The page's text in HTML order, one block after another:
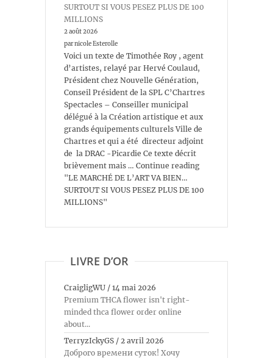
SURTOUT SI VOUS PESEZ PLUS DE 100
MILLIONS
2 août 2026
par nicole Esterolle
Voici un texte de Timothée Roy , agent
d’artistes, relayé par Hervé Coulaud,
Président chez Nouvelle Génération,
Conseil Président de la SPL C’Chartres
Spectacles – Conseiller municipal
délégué à la Création artistique et aux
grands équipements culturels Ville de
Chartres et qui a été directeur adjoint
de la DRAC -Picardie Ce texte décrit
brièvement mais … Continue reading
"LE MARCHÉ DE L’ART VA BIEN…
SURTOUT SI VOUS PESEZ PLUS DE 100
MILLIONS"
LIVRE D’OR
CraigligWU / 14 mai 2026
Premium THCA flower isn't right-
minded thca flower order online
about...
TerryzIckyGS / 2 avril 2026
Доброго времени суток! Хочу